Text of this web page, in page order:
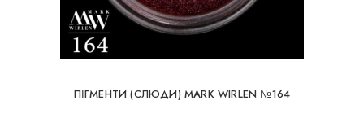
ПІГМЕНТИ (СЛЮДИ) MARK WIRLEN №164